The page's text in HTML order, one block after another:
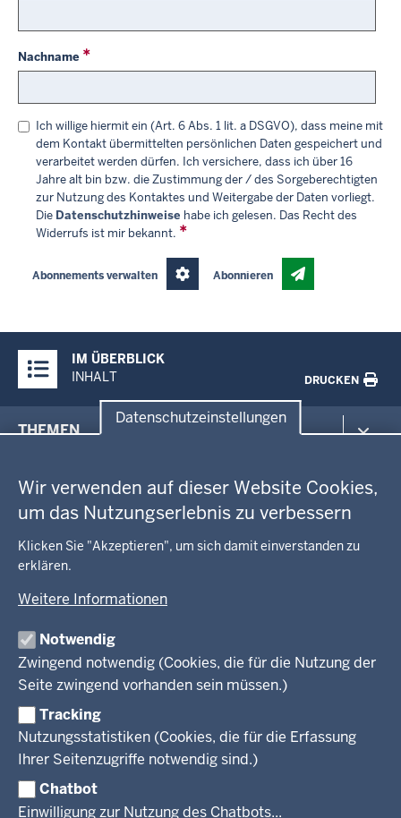
Datenschutzeinstellungen
Wir verwenden auf dieser Website Cookies,
um das Nutzungserlebnis zu verbessern
Klicken Sie "Akzeptieren", um sich damit einverstanden zu
erklären.
Weitere Informationen
Notwendig
Zwingend notwendig (Cookies, die für die Nutzung der
Seite zwingend vorhanden sein müssen.)
Tracking
Nutzungsstatistiken (Cookies, die für die Erfassung
Ihrer Seitenzugriffe notwendig sind.)
Chatbot
Einwilligung zur Nutzung des Chatbots...
Nachname
Ich willige hiermit ein (Art. 6 Abs. 1 lit. a DSGVO), dass meine mit
dem Kontakt übermittelten persönlichen Daten gespeichert und
verarbeitet werden dürfen. Ich versichere, dass ich über 16
Jahre alt bin bzw. die Zustimmung der / des Sorgeberechtigten
zur Nutzung des Kontaktes und Weitergabe der Daten vorliegt.
Die Datenschutzhinweise habe ich gelesen. Das Recht des
Widerrufs ist mir bekannt.
Abonnements verwalten Abonnieren
Inhalte
IM ÜBERBLICK
INHALT
DRUCKEN
in
Fußzeile
THEMEN
Gesundheit und Soziales
Kommunales, Planung, Bauen und Verkehr
Schule und Bildung
Wirtschaft und Kultur
GEOBASIS NRW
Ausbildung und Karriere
Geodaten-Anwendungen
Neues
Produkte und Dienste
TIM-online
Webdienste
Amtsblatt
Behördenleitung
Leitbild
Personalvertretung
Regierungsbezirk
Reisekostenstelle
Veranstaltungen
Stellenangebote
Stellenangebote Schule
Praktikum
Referendariate
Bewerbung
Vormerkstelle NRW
PRESSE
Mediathek
Newsletter
Pressekontakt
Pressemitteilungen
Publikationen
VERFAHREN UND BEKANNTMACHUNGEN
Bekanntmachungen
Legionellen
Luftreinhaltepläne
Verfahrensübersichten
Überwachung umweltrelevanter Anlagen
Facebook
Instagram
LinkedIn
© 2026 Bezirksregierung Köln